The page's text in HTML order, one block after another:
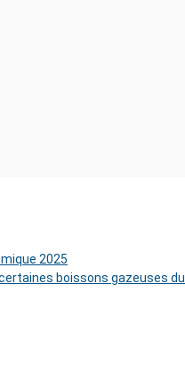
2025
boissons gazeuses du